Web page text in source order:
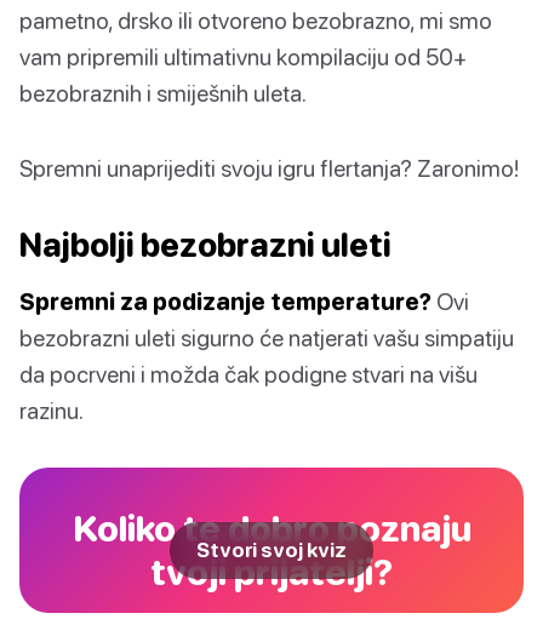
pametno, drsko ili otvoreno bezobrazno, mi smo
vam pripremili ultimativnu kompilaciju od 50+
bezobraznih i smiješnih uleta.
Spremni unaprijediti svoju igru flertanja? Zaronimo!
Najbolji bezobrazni uleti
Spremni za podizanje temperature? Ovi
bezobrazni uleti sigurno će natjerati vašu simpatiju
da pocrveni i možda čak podigne stvari na višu
razinu.
Koliko te dobro poznaju
tvoji prijatelji?
Stvori svoj kviz